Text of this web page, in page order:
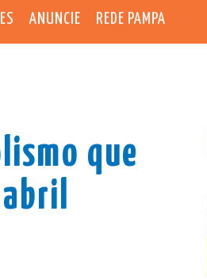
ANUNCIE REDE PAMPA
que